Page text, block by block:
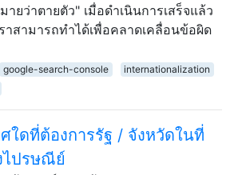
ายว่าตายตัว" เมื่อดำเนินการเสร็จแล้ว
าสามารถทำได้เพื่อคลาดเคลื่อนข้อผิด
google-search-console
internationalization
ใดที่ต้องการรัฐ / จังหวัดในที่
ไปรษณีย์